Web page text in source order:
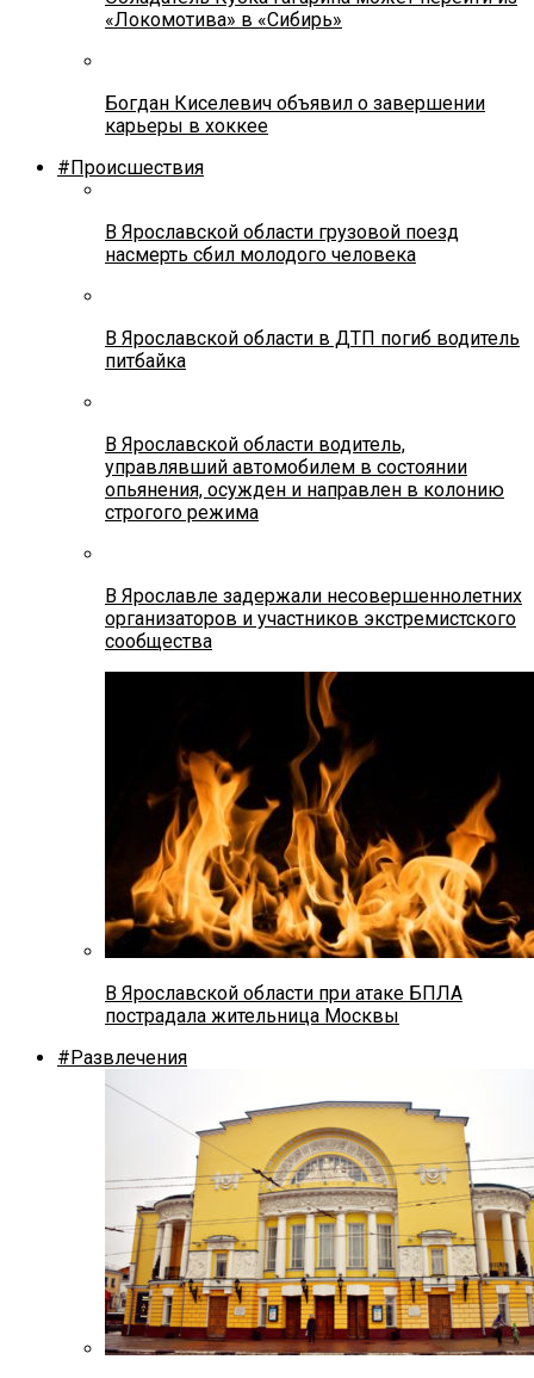
«Локомотива» в «Сибирь»
Богдан Киселевич объявил о завершении
карьеры в хоккее
#Происшествия
В Ярославской области грузовой поезд
насмерть сбил молодого человека
В Ярославской области в ДТП погиб водитель
питбайка
В Ярославской области водитель,
управлявший автомобилем в состоянии
опьянения, осужден и направлен в колонию
строгого режима
В Ярославле задержали несовершеннолетних
организаторов и участников экстремистского
сообщества
В Ярославской области при атаке БПЛА
пострадала жительница Москвы
#Развлечения